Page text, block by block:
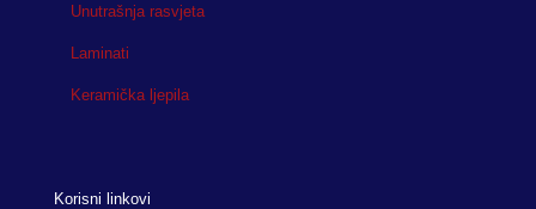
Unutrašnja rasvjeta
Laminati
Keramička ljepila
Korisni linkovi